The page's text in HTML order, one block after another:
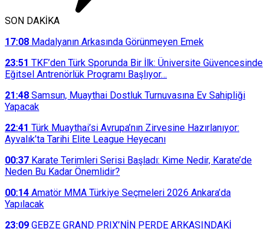
SON DAKİKA
17:08 Madalyanın Arkasında Görünmeyen Emek
23:51 TKF’den Türk Sporunda Bir İlk: Üniversite Güvencesinde
Eğitsel Antrenörlük Programı Başlıyor…
21:48 Samsun, Muaythai Dostluk Turnuvasına Ev Sahipliği
Yapacak
22:41 Türk Muaythai’si Avrupa’nın Zirvesine Hazırlanıyor:
Ayvalık’ta Tarihi Elite League Heyecanı
00:37 Karate Terimleri Serisi Başladı: Kime Nedir, Karate’de
Neden Bu Kadar Önemlidir?
00:14 Amatör MMA Türkiye Seçmeleri 2026 Ankara’da
Yapılacak
23:09 GEBZE GRAND PRIX’NİN PERDE ARKASINDAKİ